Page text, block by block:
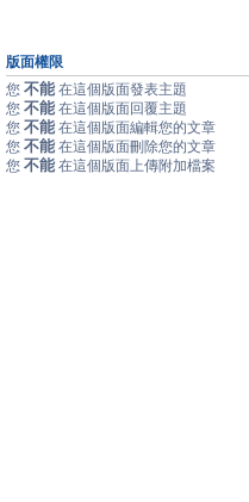
版面權限
您 不能 在這個版面發表主題
您 不能 在這個版面回覆主題
您 不能 在這個版面編輯您的文章
您 不能 在這個版面刪除您的文章
您 不能 在這個版面上傳附加檔案